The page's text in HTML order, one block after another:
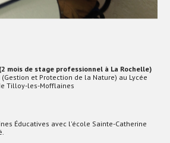
mois de stage professionnel à La Rochelle)
(Gestion et Protection de la Nature) au Lycée
Tilloy-les-Mofflaines
Éducatives avec l'école Sainte-Catherine